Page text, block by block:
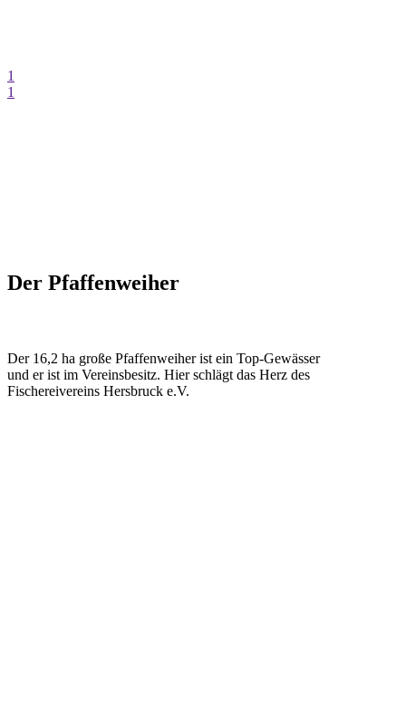
1
1
Der Pfaffenweiher
Der 16,2 ha große Pfaffenweiher ist ein Top-Gewässer
und er ist im Vereinsbesitz. Hier schlägt das Herz des
Fischereivereins Hersbruck e.V.